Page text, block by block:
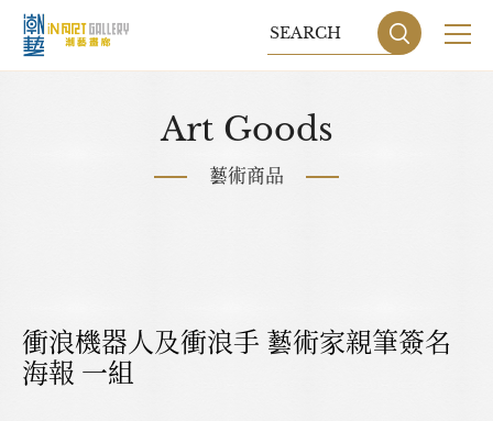
Art Goods
藝術商品
衝浪機器人及衝浪手 藝術家親筆簽名
海報 一組